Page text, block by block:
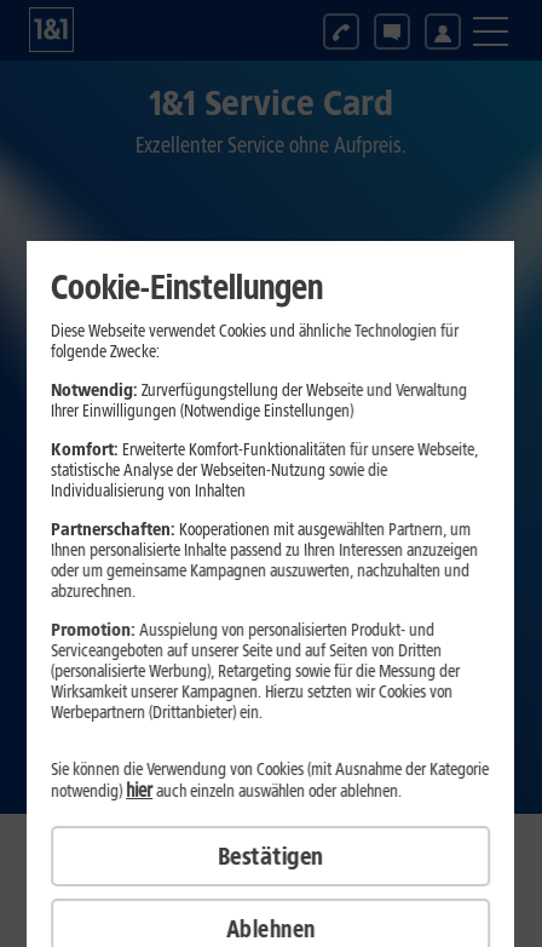
1&1 Service Card
Exzellenter Service ohne Aufpreis.
Neben Top-Qualität und günstigen Preisen bietet Ihnen 1&1
zusätzlich exzellente Service-Leistungen, die es so nur bei uns gibt
– mit der 1&1 Service Card DSL & Glasfaser.
Cookie-Einstellungen
Diese Webseite verwendet Cookies und ähnliche Technologien für
folgende Zwecke:
Notwendig: Zurverfügungstellung der Webseite und Verwaltung
Ihrer Einwilligungen (Notwendige Einstellungen)
Komfort: Erweiterte Komfort-Funktionalitäten für unsere Webseite,
statistische Analyse der Webseiten-Nutzung sowie die
Individualisierung von Inhalten
Partnerschaften: Kooperationen mit ausgewählten Partnern, um
Ihnen personalisierte Inhalte passend zu Ihren Interessen anzuzeigen
oder um gemeinsame Kampagnen auszuwerten, nachzuhalten und
abzurechnen.
Promotion:Ausspielung von personalisierten Produkt- und
Serviceangeboten auf unserer Seite und auf Seiten von Dritten
(personalisierte Werbung), Retargeting sowie für die Messung der
Wirksamkeit unserer Kampagnen. Hierzu setzten wir Cookies von
Werbepartnern (Drittanbieter) ein.
Ablehnen
Sie können die Verwendung von Cookies (mit Ausnahme der Kategorie
notwendig)hierauch einzeln auswählen oder ablehnen.
Bestätigen